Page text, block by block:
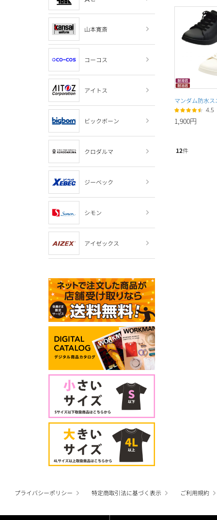
山本寛斎
コーコス
アイトス
ビックボーン
クロダルマ
ジーベック
シモン
アイゼックス
マンダム防水ス
4.5
1,900円
12件
プライバシーポリシー 特定商取引法に基づく表示 ご利用規約